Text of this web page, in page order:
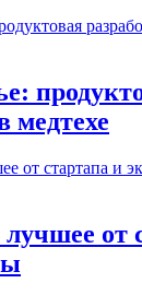
медтехе
от